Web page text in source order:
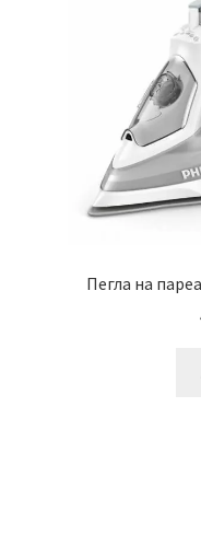
Пегла на